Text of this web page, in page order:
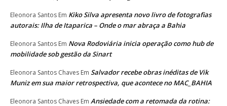
Eleonora Santos Em Kiko Silva apresenta novo livro de fotografias
autorais: Ilha de Itaparica – Onde o mar abraça a Bahia
Eleonora Santos Em Nova Rodoviária inicia operação como hub de
mobilidade sob gestão da Sinart
Eleonora Santos Chaves Em Salvador recebe obras inéditas de Vik
Muniz em sua maior retrospectiva, que acontece no MAC_BAHIA
Eleonora Santos Chaves Em Ansiedade com a retomada da rotina: